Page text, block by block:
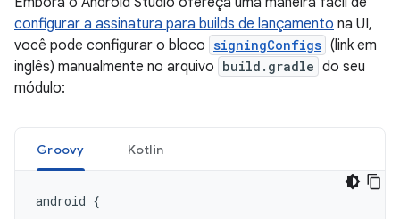
configurar a assinatura para builds de lançamento na UI,
você pode configurar o bloco signingConfigs (link em
inglês) manualmente no arquivo build.gradle do seu
módulo:
Groovy Kotlin
android {